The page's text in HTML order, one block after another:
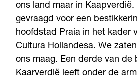
ons land maar in Kaapverdië.
gevraagd voor een
hoofdstad Praia in het kader
Cultura Hollandesa. We
ons maag. Een derde van de
Kaarverdië leeft onder de